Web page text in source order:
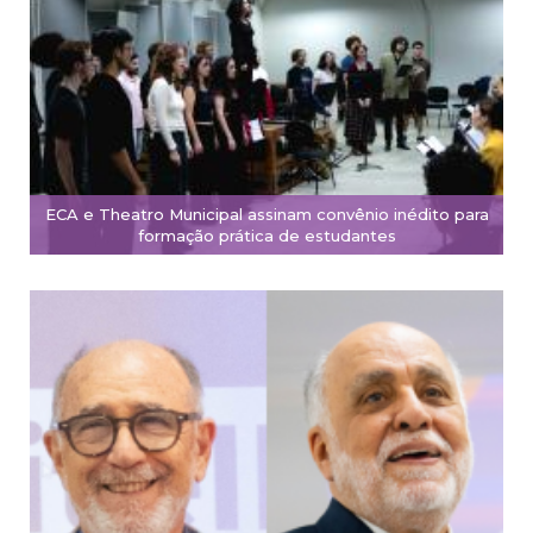
ECA e Theatro Municipal assinam convênio inédito para
formação prática de estudantes